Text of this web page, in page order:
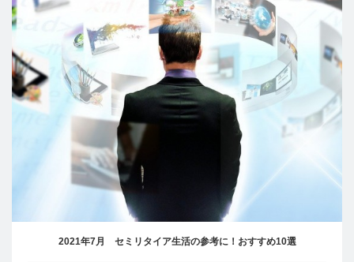
2021年7月 セミリタイア生活の参考に！おすすめ10選